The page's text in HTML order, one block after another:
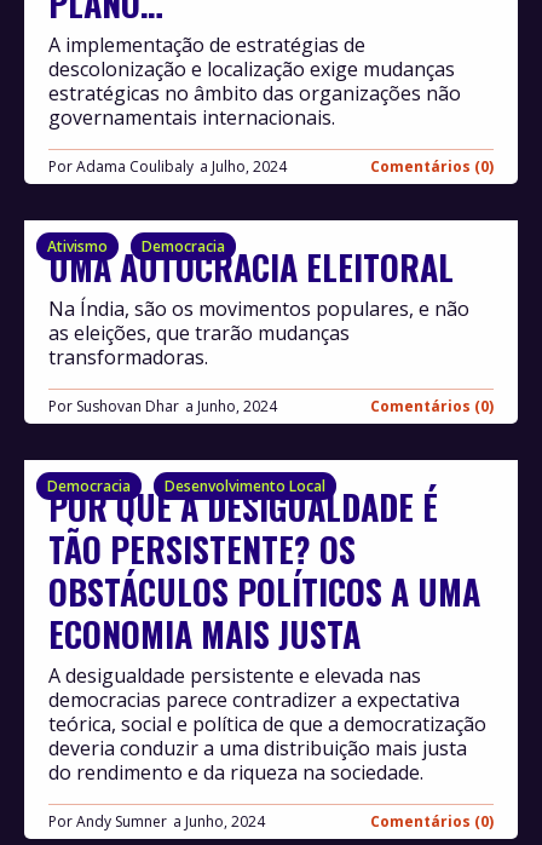
PorAdama Coulibaly Julho, 2024 Comentários (0)
A implementação de estratégias de
descolonização e localização exige mudanças
estratégicas no âmbito das organizações não
governamentais internacionais.
Ativismo Democracia
UMA AUTOCRACIA ELEITORAL
Por Sushovan Dhar Junho, 2024 Comentários (0)
Na Índia, são os movimentos populares, e não
as eleições, que trarão mudanças
transformadoras.
Democracia Desenvolvimento Local
POR QUE A DESIGUALDADE É
TÃO PERSISTENTE? OS
OBSTÁCULOS POLÍTICOS A UMA
ECONOMIA MAIS JUSTA
PorAndy Sumner Junho, 2024 Comentários (0)
A desigualdade persistente e elevada nas
democracias parece contradizer a expectativa
teórica, social e política de que a democratização
deveria conduzir a uma distribuição mais justa
do rendimento e da riqueza na sociedade.